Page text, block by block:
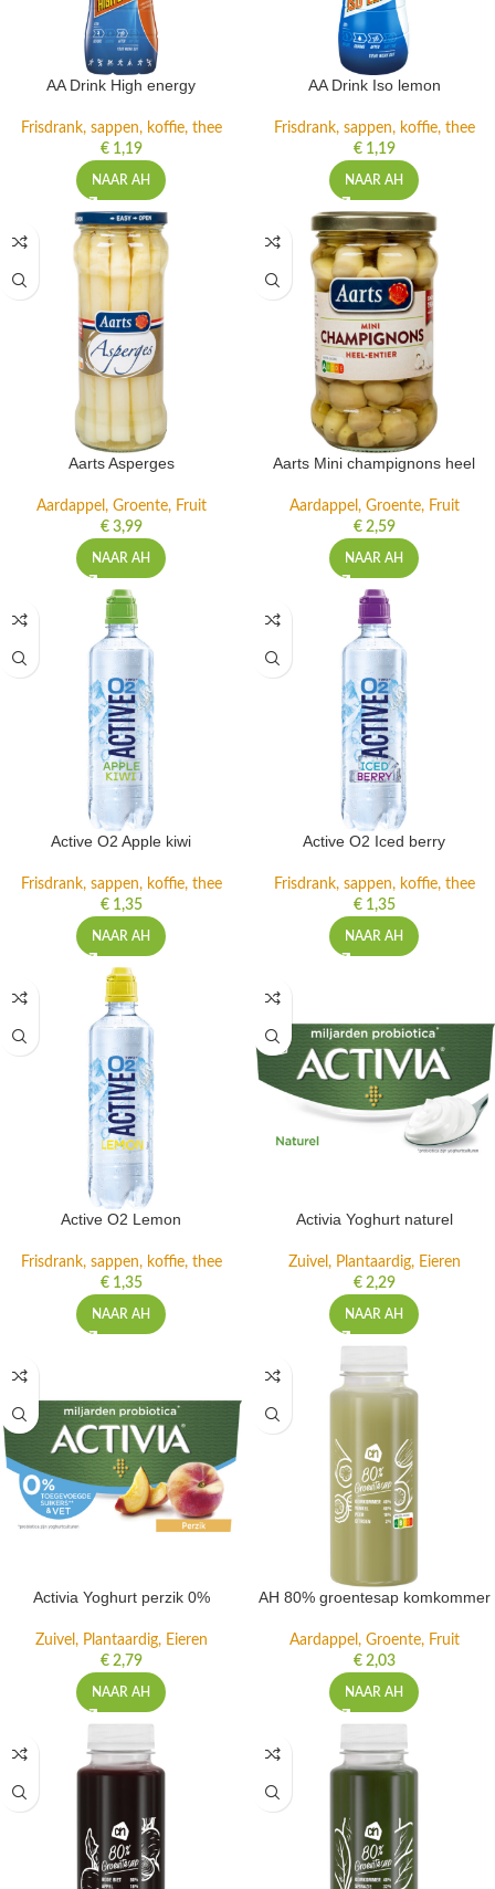
AA Drink High energy
Frisdrank, sappen, koffie, thee
€1,19
NAAR AH
AA Drink Iso lemon
Frisdrank, sappen, koffie, thee
€1,19
NAAR AH
Aarts Asperges
Aardappel, Groente, Fruit
€3,99
NAAR AH
Aarts Mini champignons heel
Aardappel, Groente, Fruit
€2,59
NAAR AH
Active O2 Apple kiwi
Frisdrank, sappen, koffie, thee
€1,35
NAAR AH
Active O2 Iced berry
Frisdrank, sappen, koffie, thee
€1,35
NAAR AH
Active O2 Lemon
Frisdrank, sappen, koffie, thee
€1,35
NAAR AH
Activia Yoghurt naturel
Zuivel, Plantaardig, Eieren
€2,29
NAAR AH
Activia Yoghurt perzik 0%
Zuivel, Plantaardig, Eieren
€2,79
NAAR AH
AH 80% groentesap komkommer
Aardappel, Groente, Fruit
€2,03
NAAR AH